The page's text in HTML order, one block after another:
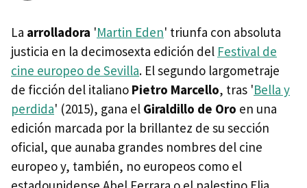
La arrolladora 'Martin Eden' triunfa con absoluta
justicia en la decimosexta edición del Festival de
cine europeo de Sevilla. El segundo largometraje
de ficción del italiano Pietro Marcello, tras 'Bella y
perdida' (2015), gana el Giraldillo de Oro en una
edición marcada por la brillantez de su sección
oficial, que aunaba grandes nombres del cine
europeo y, también, no europeos como el